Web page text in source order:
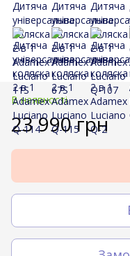
В наявності
23 990 грн